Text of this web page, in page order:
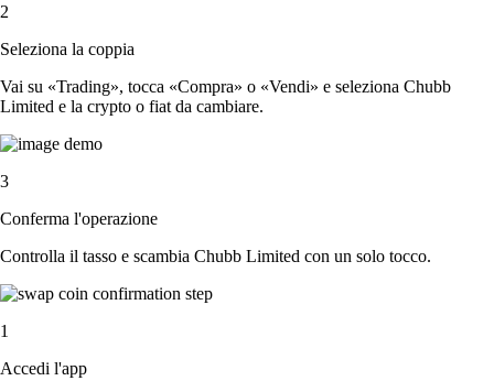
2
Seleziona la coppia
Vai su «Trading», tocca «Compra» o «Vendi» e seleziona Chubb
Limited e la crypto o fiat da cambiare.
3
Conferma l'operazione
Controlla il tasso e scambia Chubb Limited con un solo tocco.
1
Accedi l'app